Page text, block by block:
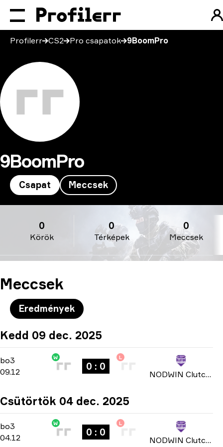
Profilerr CS2 Pro csapatok 9BoomPro
9BoomPro
Csapat Meccsek
Körök
0
Térképek
0
Meccsek
0
Meccsek
Eredmények
Kedd 09 dec. 2025
bo3 Group Stage
bo3
09.12
W
0 : 0
L
NODWIN Clutch Series: Season 3 2025
Csütörtök 04 dec. 2025
bo3 Group Stage
bo3
04.12
W
0 : 0
L
NODWIN Clutch Series: Season 3 2025